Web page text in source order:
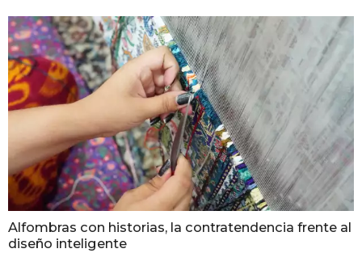
Alfombras con historias, la contratendencia frente al
diseño inteligente